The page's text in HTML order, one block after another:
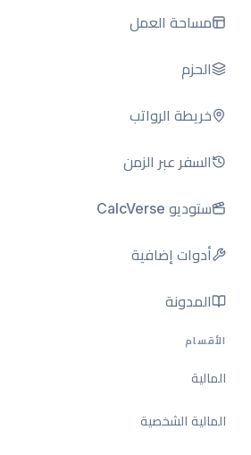
مساحة العمل
الحزم
خريطة الرواتب
السفر عبر الزمن
ستوديو CalcVerse
أدوات إضافية
المدونة
الأقسام
المالية
المالية الشخصية